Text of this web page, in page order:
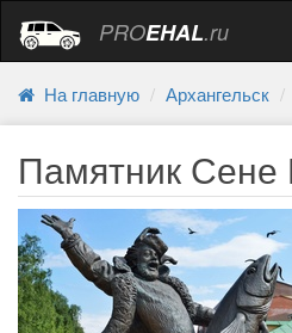
PROEHAL.ru
На главную Архангельск
Памятник